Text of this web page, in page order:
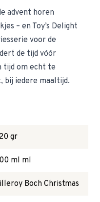
advent horen
– en Toy’s Delight
voor de
de tijd vóór
tijd om echt te
bij iedere maaltijd.
gr
ml ml
Boch Christmas